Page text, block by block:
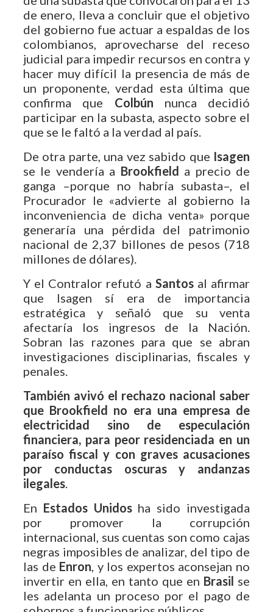
de enero, lleva a concluir que el objetivo
del gobierno fue actuar a espaldas de los
colombianos, aprovecharse del receso
judicial para impedir recursos en contra y
hacer muy difícil la presencia de más de
un proponente, verdad esta última que
confirma que Colbún nunca decidió
participar en la subasta, aspecto sobre el
que se le faltó a la verdad al país.
De otra parte, una vez sabido que Isagen
se le vendería a Brookfield a precio de
ganga –porque no habría subasta–, el
Procurador le «advierte al gobierno la
inconveniencia de dicha venta» porque
generaría una pérdida del patrimonio
nacional de 2,37 billones de pesos (718
millones de dólares).
Y el Contralor refutó a Santosal afirmar
que Isagen sí era de importancia
estratégica y señaló que su venta
afectaría los ingresos de la Nación.
Sobran las razones para que se abran
investigaciones disciplinarias, fiscales y
penales.
También avivó el rechazo nacional saber
que Brookfield no era una empresa de
electricidad sino de especulación
financiera, para peor residenciada en un
paraíso fiscal y con graves acusaciones
por conductas oscuras y andanzas
ilegales
En Estados Unidosha sido investigada
por promover la corrupción
internacional, sus cuentas son como cajas
negras imposibles de analizar, del tipo de
las de Enron , y los expertos aconsejan no
invertir en ella, en tanto que en Brasil se
les adelanta un proceso por el pago de